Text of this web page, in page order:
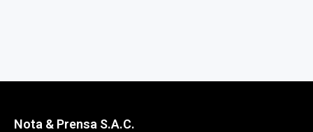
Nota & Prensa S.A.C.